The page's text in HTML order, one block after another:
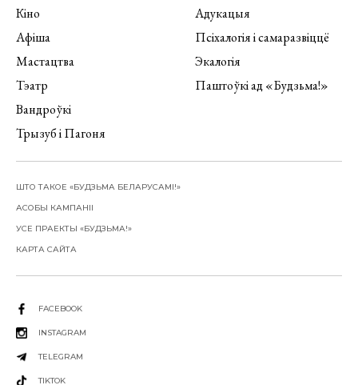
Кіно
Афіша
Мастацтва
Тэатр
Вандроўкі
Трызуб і Пагоня
Адукацыя
Псіхалогія і самаразвіццё
Экалогія
Паштоўкі ад «Будзьма!»
ШТО ТАКОЕ «БУДЗЬМА БЕЛАРУСАМІ!»
АСОБЫ КАМПАНІІ
УСЕ ПРАЕКТЫ «БУДЗЬМА!»
КАРТА САЙТА
FACEBOOK
INSTAGRAM
TELEGRAM
TIKTOK